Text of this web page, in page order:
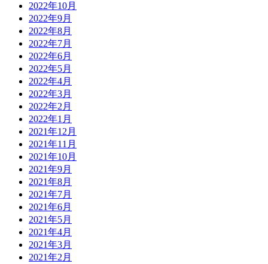
2022年10月
2022年9月
2022年8月
2022年7月
2022年6月
2022年5月
2022年4月
2022年3月
2022年2月
2022年1月
2021年12月
2021年11月
2021年10月
2021年9月
2021年8月
2021年7月
2021年6月
2021年5月
2021年4月
2021年3月
2021年2月